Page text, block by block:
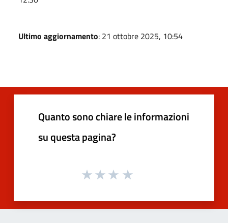
Ultimo aggiornamento: 21 ottobre 2025, 10:54
Quanto sono chiare le informazioni
su questa pagina?